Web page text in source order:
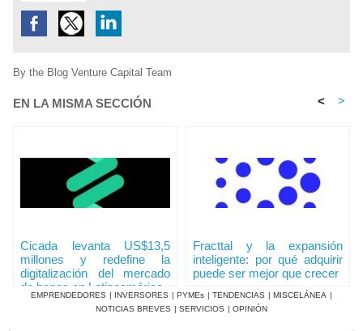
By the Blog Venture Capital Team
EN LA MISMA SECCIÓN < >
Cicada levanta US$13,5
millones y redefine la
digitalización del mercado
de bonos en Latinoamérica
Fracttal y la expansión
inteligente: por qué adquirir
puede ser mejor que crecer
EMPRENDEDORES | INVERSORES | PYMEs | TENDENCIAS | MISCELÁNEA |
NOTICIAS BREVES | SERVICIOS | OPINIÓN